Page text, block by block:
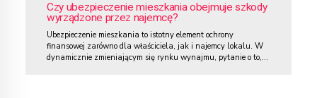
Czy ubezpieczenie mieszkania obejmuje szkody
wyrządzone przez najemcę?
Ubezpieczenie mieszkania to istotny element ochrony
finansowej zarówno dla właściciela, jak i najemcy lokalu. W
dynamicznie zmieniającym się rynku wynajmu, pytanie o to,